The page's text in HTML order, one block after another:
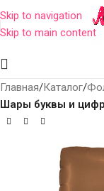
Skip to navigation
Skip to main content
Главная Каталог
Шары буквы и